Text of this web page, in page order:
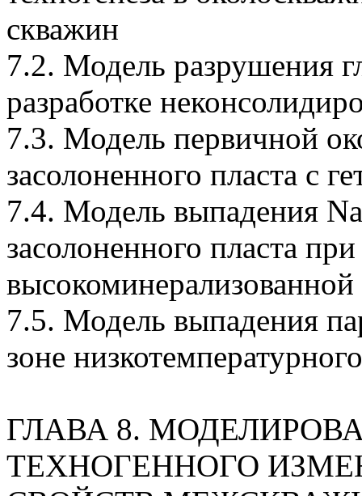
скважин
7.2. Модель разрушения
разработке
7.3. Модель первичной
засолоненного пласта с
7.4. Модель выпадения
засолоненного пласта
7.5. Модель выпадения
зоне
ГЛАВА 8.
ТЕХНОГЕННОГО